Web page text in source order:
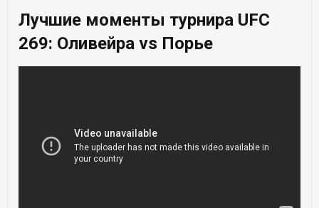
Лучшие моменты турнира UFC
269: Оливейра vs Порье